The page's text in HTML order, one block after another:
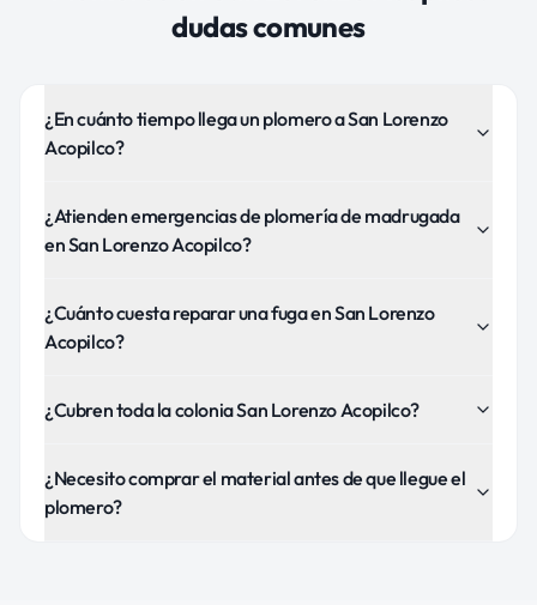
dudas comunes
¿En cuánto tiempo llega un plomero a San Lorenzo
Acopilco?
¿Atienden emergencias de plomería de madrugada
en San Lorenzo Acopilco?
¿Cuánto cuesta reparar una fuga en San Lorenzo
Acopilco?
¿Cubren toda la colonia San Lorenzo Acopilco?
¿Necesito comprar el material antes de que llegue el
plomero?